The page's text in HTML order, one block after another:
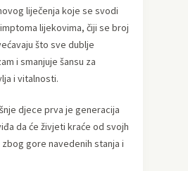
liječenja koje se svodi
lijekovima, čiji se broj
što sve dublje
i smanjuje šansu za
i vitalnosti.
djece prva je generacija
da će živjeti kraće od svojh
gore navedenih stanja i